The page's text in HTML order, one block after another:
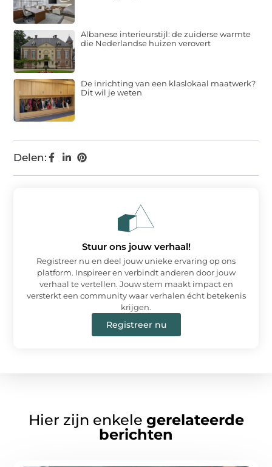
Delen:
Albanese interieurstijl: de zuiderse warmte
die Nederlandse huizen verovert
De inrichting van een klaslokaal maatwerk?
Dit wil je weten
Stuur ons jouw verhaal!
Registreer nu en deel jouw unieke ervaring op ons
platform. Inspireer en verbindt anderen door jouw
verhaal te vertellen. Jouw stem maakt impact en
versterkt een community waar verhalen écht betekenis
krijgen.
Registreer nu
Hier zijn enkele gerelateerde
berichten